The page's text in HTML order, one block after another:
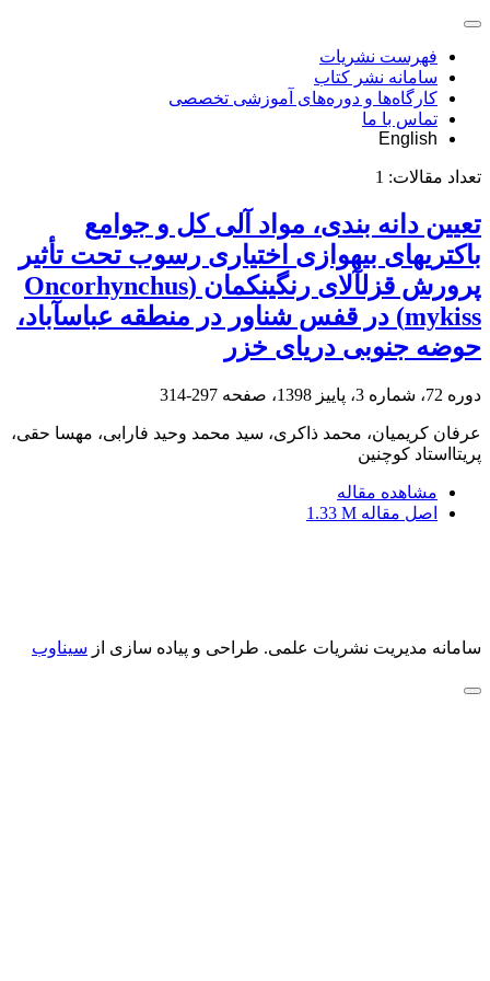
فهرست نشریات
سامانه نشر کتاب
کارگاه‌ها و دوره‌های آموزشی تخصصی
تماس با ما
English
تعداد مقالات: 1
تعیین دانه بندی، مواد آلی کل و جوامع
باکتری‎های بی‎هوازی اختیاری رسوب تحت تأثیر
پرورش قزل‏آلای رنگین‏کمان (Oncorhynchus
mykiss) در قفس شناور در منطقه عباس‏آباد،
حوضه جنوبی دریای خزر
دوره 72، شماره 3، پاییز 1398، صفحه 297-314
عرفان کریمیان، محمد ذاکری، سید محمد وحید فارابی، مهسا حقی،
پریتااستاد کوچنین
مشاهده مقاله
اصل مقاله 1.33 M
سامانه مدیریت نشریات علمی. طراحی و پیاده سازی از سیناوب